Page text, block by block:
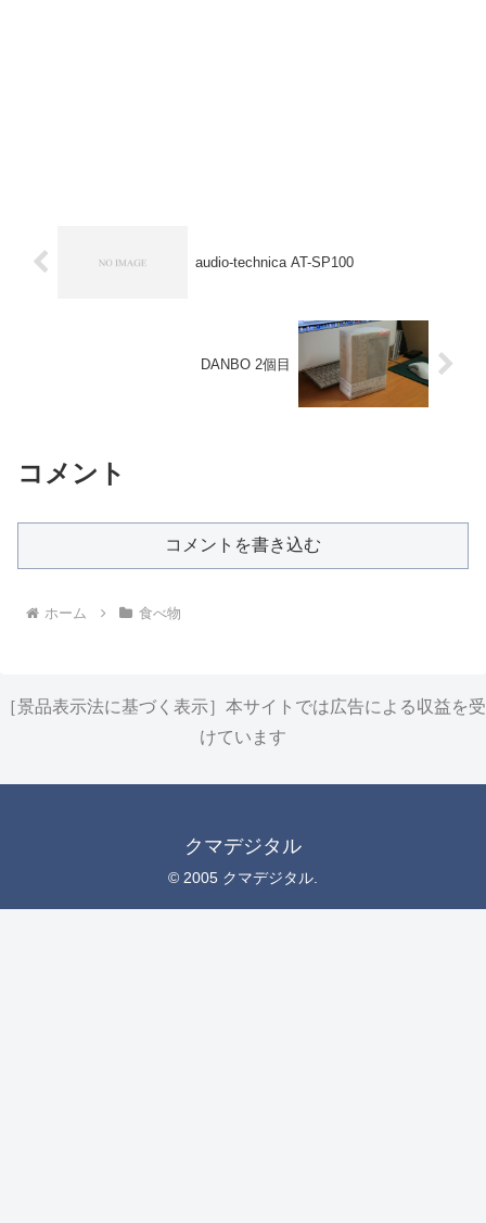
audio-technica AT-SP100
DANBO 2個目
コメント
コメントを書き込む
ホーム 食べ物
［景品表示法に基づく表示］本サイトでは広告による収益を受
けています
クマデジタル
© 2005 クマデジタル.